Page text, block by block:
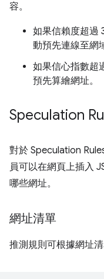
容。
如果信賴度超過
動預先連線至網
如果信心指數超
預先算繪網址。
Speculation
對於 Speculation
員可以在網頁上插入
哪些網址。
網址清單
推測規則可根據網址清